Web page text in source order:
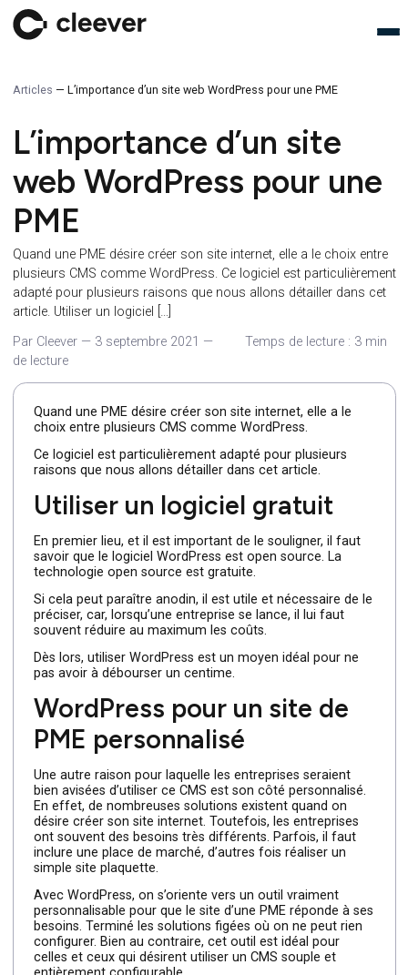
L’importance d’un site web WordPress pour une PME
L’importance d’un site
web WordPress pour
PME
Quand une PME désire créer son site internet, elle a le choix
plusieurs CMS comme WordPress. Ce logiciel est
article. Utiliser un logiciel […]
Par Cleever—3 septembre 2021—
Temps de lecture : 3
Quand une PME désire créer son site internet, elle a le
choix entre plusieurs CMS comme WordPress.
Ce logiciel est particulièrement adapté pour plusieurs
raisons que nous allons détailler dans cet article.
Utiliser un logiciel gratuit
En premier lieu, et il est important de le souligner, il faut
savoir que le logiciel WordPress est open source. La
technologie open source est gratuite.
Si cela peut paraître anodin, il est utile et nécessaire de
souvent réduire au maximum les coûts.
Dès lors, utiliser WordPress est un moyen idéal pour ne
pas avoir à débourser un centime.
WordPress pour un site de
PME personnalisé
Une autre raison pour laquelle les entreprises seraient
bien avisées d’utiliser ce CMS est son côté personnalisé.
En effet, de nombreuses solutions existent quand on
désire créer son site internet. Toutefois, les entreprises
ont souvent des besoins très différents. Parfois, il faut
inclure une place de marché, d’autres fois réaliser un
simple site plaquette.